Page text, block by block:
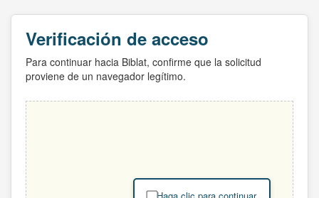
Verificación de acceso
Para continuar hacia Biblat, confirme que la solicitud
proviene de un navegador legítimo.